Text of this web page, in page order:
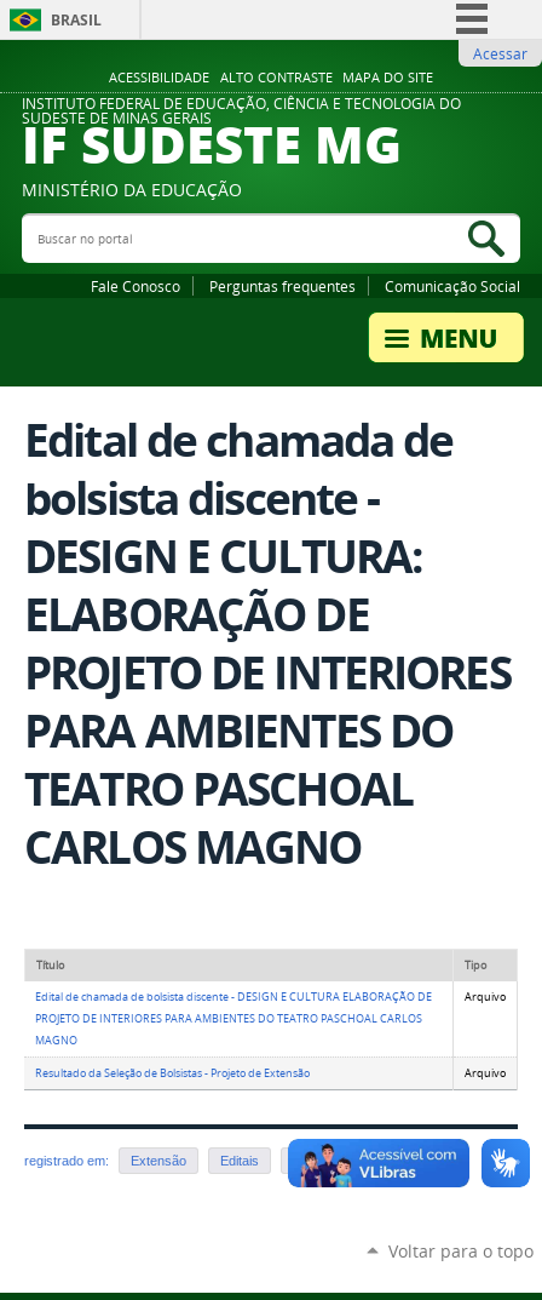
ACESSIBILIDADE ALTO CONTRASTE MAPA DO SITE
BRASIL
Comunica BR
Participe
Legislação
Acessar
INSTITUTO FEDERAL DE EDUCAÇÃO, CIÊNCIA E TECNOLOGIA DO
SUDESTE DE MINAS GERAIS
IF SUDESTE MG
MINISTÉRIO DA EDUCAÇÃO
Buscar no portal
Fale Conosco Perguntas frequentes Comunicação Social
Edital de chamada de
bolsista discente -
DESIGN E CULTURA:
ELABORAÇÃO DE
PROJETO DE INTERIORES
PARA AMBIENTES DO
TEATRO PASCHOAL
CARLOS MAGNO
Título Tipo
Edital de chamada de bolsista discente - DESIGN E CULTURA ELABORAÇÃO DE
PROJETO DE INTERIORES PARA AMBIENTES DO TEATRO PASCHOAL CARLOS
MAGNO
Arquivo
Resultado da Seleção de Bolsistas - Projeto de Extensão Arquivo
registrado em: Extensão Editais Juiz de Fora
Voltar para o topo